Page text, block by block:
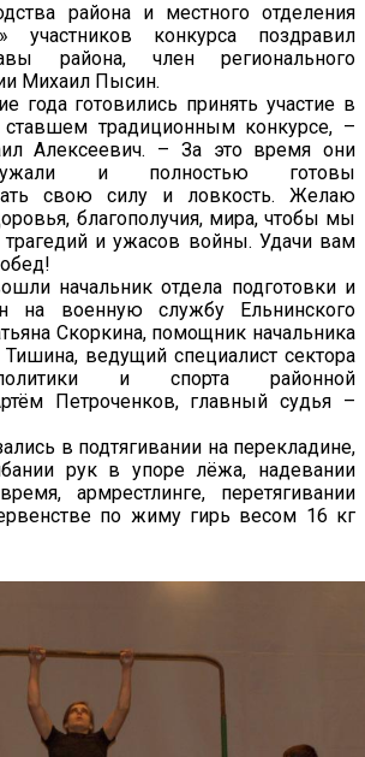
района и местного отделения
участников конкурса поздравил
района, член регионального
Михаил Пысин.
года готовились принять участие в
традиционным конкурсе, –
Алексеевич. – За это время они
и полностью готовы
свою силу и ловкость. Желаю
благополучия, мира, чтобы мы
трагедий и ужасов войны. Удачи вам
начальник отдела подготовки и
на военную службу Ельнинского
Скоркина, помощник начальника
Тишина, ведущий специалист сектора
и спорта районной
Петроченков, главный судья –
в подтягивании на перекладине,
рук в упоре лёжа, надевании
армрестлинге, перетягивании
по жиму гирь весом 16 кг